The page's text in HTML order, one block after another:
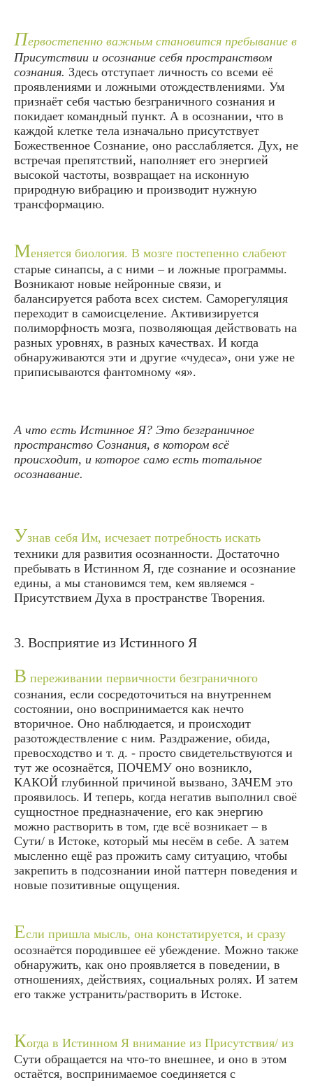
Первостепенно важным становится пребывание в
Присутствии и осознание себя пространством
сознания. Здесь отступает личность со всеми её
проявлениями и ложными отождествлениями. Ум
признаёт себя частью безграничного сознания и
покидает командный пункт. А в осознании, что в
каждой клетке тела изначально присутствует
Божественное Сознание, оно расслабляется. Дух, не
встречая препятствий, наполняет его энергией
высокой частоты, возвращает на исконную
природную вибрацию и производит нужную
трансформацию.
Меняется биология. В мозге постепенно слабеют
старые синапсы, а с ними – и ложные программы.
Возникают новые нейронные связи, и
балансируется работа всех систем. Саморегуляция
переходит в самоисцеление. Активизируется
полиморфность мозга, позволяющая действовать на
разных уровнях, в разных качествах. И когда
обнаруживаются эти и другие «чудеса», они уже не
приписываются фантомному «я».
А что есть Истинное Я? Это безграничное
пространство Сознания, в котором всё
происходит, и которое само есть тотальное
осознавание.
Узнав себя Им, исчезает потребность искать
техники для развития осознанности. Достаточно
пребывать в Истинном Я, где сознание и осознание
едины, а мы становимся тем, кем являемся -
Присутствием Духа в пространстве Творения.
3. Восприятие из Истинного Я
В переживании первичности безграничного
сознания, если сосредоточиться на внутреннем
состоянии, оно воспринимается как нечто
вторичное. Оно наблюдается, и происходит
разотождествление с ним. Раздражение, обида,
превосходство и т. д. - просто свидетельствуются и
тут же осознаётся, ПОЧЕМУ оно возникло,
КАКОЙ глубинной причиной вызвано, ЗАЧЕМ это
проявилось. И теперь, когда негатив выполнил своё
сущностное предназначение, его как энергию
можно растворить в том, где всё возникает – в
Сути/ в Истоке, который мы несём в себе. А затем
мысленно ещё раз прожить саму ситуацию, чтобы
закрепить в подсознании иной паттерн поведения и
новые позитивные ощущения.
Если пришла мысль, она констатируется, и сразу
осознаётся породившее её убеждение. Можно также
обнаружить, как оно проявляется в поведении, в
отношениях, действиях, социальных ролях. И затем
его также устранить/растворить в Истоке.
Когда в Истинном Я внимание из Присутствия/ из
Сути обращается на что-то внешнее, и оно в этом
остаётся, воспринимаемое соединяется с